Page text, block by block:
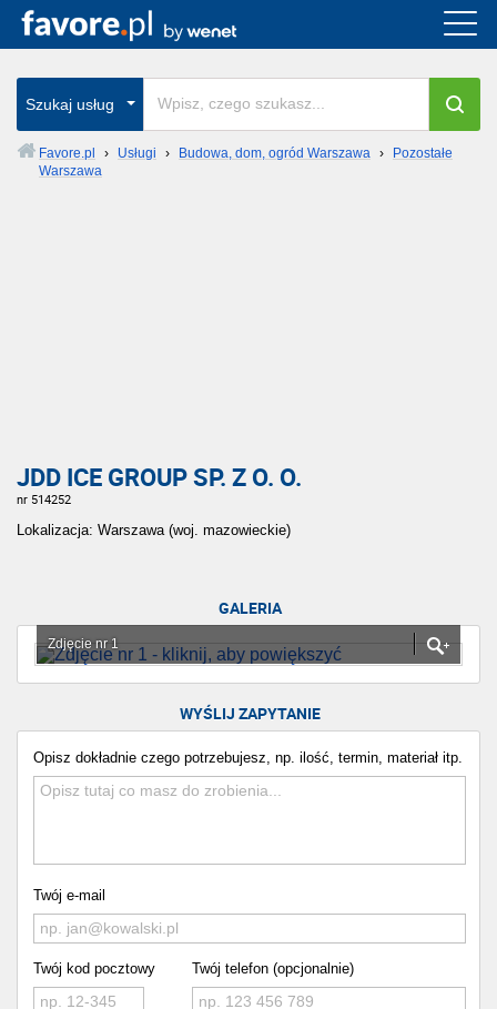
Szukaj usług
Favore.pl › Usługi › Budowa, dom, ogród Warszawa ›
Pozostałe
Warszawa
JDD ICE GROUP SP. Z O. O.
nr 514252
Lokalizacja: Warszawa (woj. mazowieckie)
GALERIA
Zdjęcie nr 1
WYŚLIJ ZAPYTANIE
Opisz dokładnie czego potrzebujesz, np. ilość, termin, materiał itp.
Twój e-mail
Twój kod pocztowy Twój telefon (opcjonalnie)